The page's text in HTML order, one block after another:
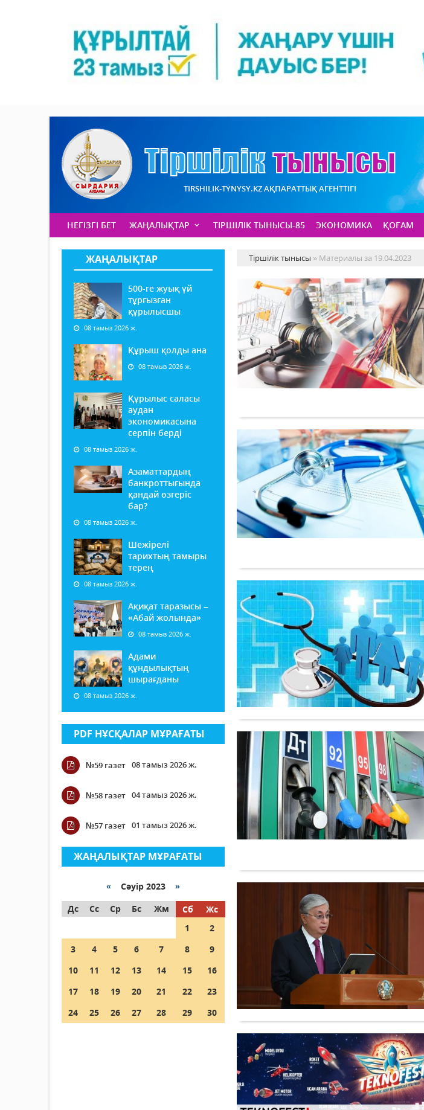
TIRSHILIK-TYNYSY.KZ АҚПАРАТТЫҚ АГЕНТТІГІ
НЕГІЗГІ БЕТ ЖАҢАЛЫҚТАР ТІРШІЛІК ТЫНЫСЫ-85 ЭКОНОМИКА ҚОҒАМ
ЖАҢАЛЫҚТАР
500-ге жуық үй
тұрғызған
құрылысшы
08 тамыз 2026 ж.
Құрыш қолды ана
08 тамыз 2026 ж.
Құрылыс саласы
аудан
экономикасына
серпін берді
08 тамыз 2026 ж.
Азаматтардың
банкроттығында
қандай өзгеріс
бар?
08 тамыз 2026 ж.
Шежірелі
тарихтың тамыры
терең
08 тамыз 2026 ж.
Ақиқат таразысы –
«Абай жолында»
08 тамыз 2026 ж.
Адами
құндылықтың
шырағданы
08 тамыз 2026 ж.
PDF НҰСҚАЛАР МҰРАҒАТЫ
№59 газет 08 тамыз 2026 ж.
№58 газет 04 тамыз 2026 ж.
№57 газет 01 тамыз 2026 ж.
ЖАҢАЛЫҚТАР МҰРАҒАТЫ
« Сәуір 2023 »
Дс
Сс Ср Бс Жм Сб
Жс
1
2
3
4 5 6 7 8
9
10
11 12 13 14 15
16
17
18 19 20 21 22
23
24
25 26 27 28 29 30
Тіршілік тынысы » Материалы за 19.04.2023